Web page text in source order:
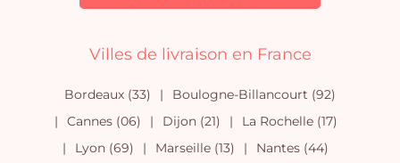
Villes de livraison en France
Bordeaux (33)
Boulogne-Billancourt (92)
Cannes (06)
Dijon (21)
La Rochelle (17)
Lyon (69)
Marseille (13)
Nantes (44)